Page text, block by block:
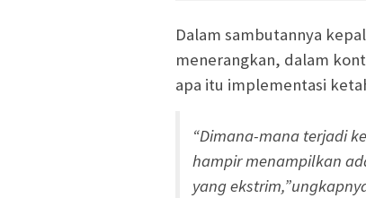
Dalam sambutannya
menerangkan, dalam
apa itu implementasi
“Dimana-mana terjadi
hampir menampilkan
yang